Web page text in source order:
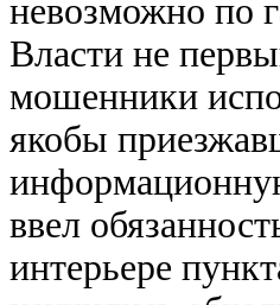
невозможно по
Власти не
мошенники
якобы
ввел
интерьере